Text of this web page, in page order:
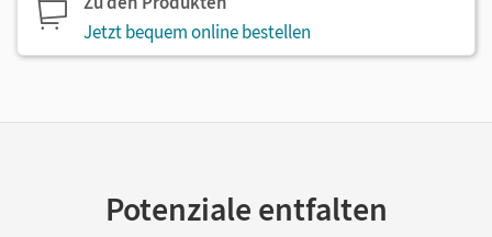
Jetzt bequem online bestellen
Potenziale entfalten